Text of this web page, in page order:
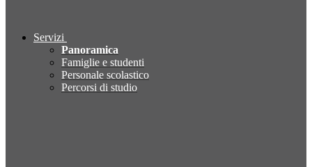
Servizi
Panoramica
Famiglie e studenti
Personale scolastico
Percorsi di studio